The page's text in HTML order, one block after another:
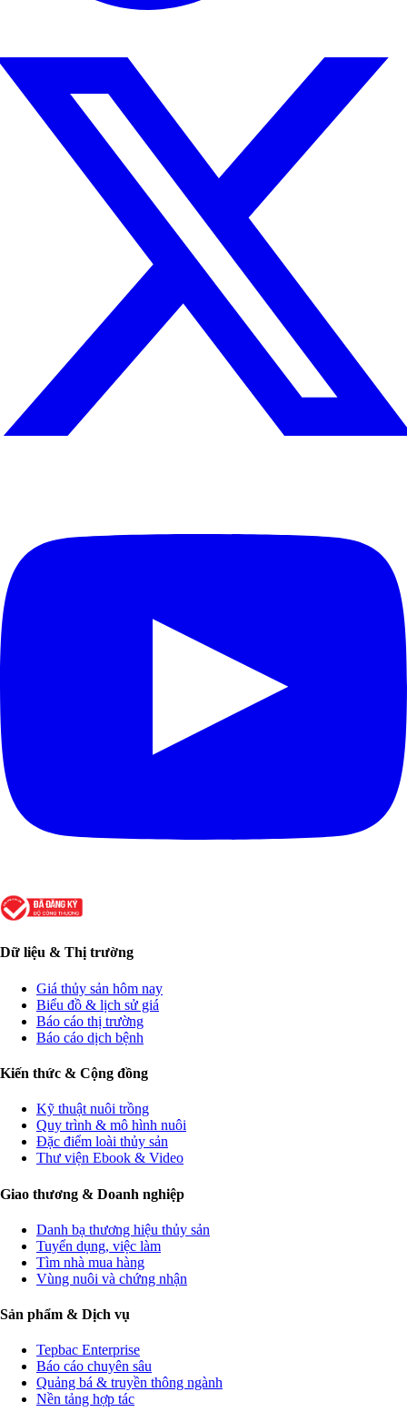
Dữ liệu & Thị trường
Giá thủy sản hôm nay
Biểu đồ & lịch sử giá
Báo cáo thị trường
Báo cáo dịch bệnh
Kiến thức & Cộng đồng
Kỹ thuật nuôi trồng
Quy trình & mô hình nuôi
Đặc điểm loài thủy sản
Thư viện Ebook & Video
Giao thương & Doanh nghiệp
Danh bạ thương hiệu thủy sản
Tuyển dụng, việc làm
Tìm nhà mua hàng
Vùng nuôi và chứng nhận
Sản phẩm & Dịch vụ
Tepbac Enterprise
Báo cáo chuyên sâu
Quảng bá & truyền thông ngành
Nền tảng hợp tác